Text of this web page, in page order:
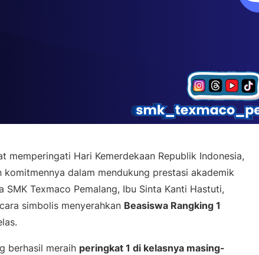
memperingati Hari Kemerdekaan Republik Indonesia,
komitmennya dalam mendukung prestasi akademik
Texmaco Pemalang, Ibu Sinta Kanti Hastuti,
simbolis menyerahkan Beasiswa Rangking 1
berhasil meraih peringkat 1 di kelasnya masing-